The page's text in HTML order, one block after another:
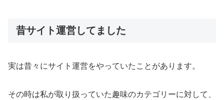
昔サイト運営してました
実は昔々にサイト運営をやっていたことがあります。
その時は私が取り扱っていた趣味のカテゴリーに対して、